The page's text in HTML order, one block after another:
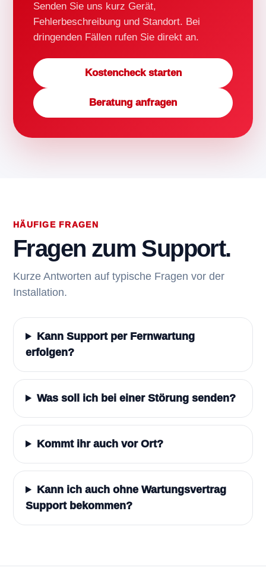
Senden Sie uns kurz Gerät,
Fehlerbeschreibung und Standort. Bei
dringenden Fällen rufen Sie direkt an.
Kostencheck starten
Beratung anfragen
HÄUFIGE FRAGEN
Fragen zum Support.
Kurze Antworten auf typische Fragen vor der
Installation.
Kann Support per Fernwartung
erfolgen?
Was soll ich bei einer Störung senden?
Kommt ihr auch vor Ort?
Kann ich auch ohne Wartungsvertrag
Support bekommen?